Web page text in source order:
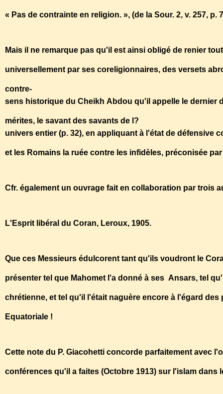
« Pas de contrainte en religion. », (de la Sour. 2, v. 257, p.
Mais il ne remarque pas qu'il est ainsi obligé de renier
universellement par ses coreligionnaires, des versets
contre-
sens historique du Cheikh Abdou qu'il appelle le dernier
mérites, le savant des savants de l?
univers entier (p. 32), en appliquant à l'état de défensive
et les Romains la ruée contre les infidèles, préconisée
Cfr. également un ouvrage fait en collaboration par trois
L'Esprit libéral du Coran, Leroux, 1905.
Que ces Messieurs édulcorent tant qu'ils voudront le
présenter tel que Mahomet l'a donné à ses Ansars, tel
chrétienne, et tel qu'il l'était naguère encore à l'égard
Equatoriale !
Cette note du P. Giacohetti concorde parfaitement avec
conférences qu'il a faites (Octobre 1913) sur l'islam